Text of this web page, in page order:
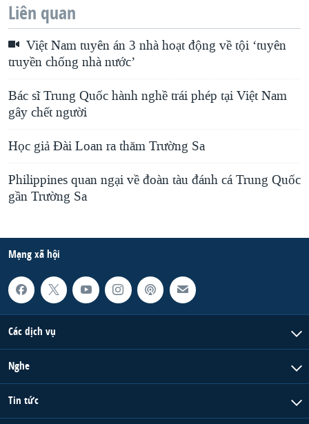
Liên quan
Việt Nam tuyên án 3 nhà hoạt động về tội ‘tuyên
truyền chống nhà nước’
Bác sĩ Trung Quốc hành nghề trái phép tại Việt Nam
gây chết người
Học giả Đài Loan ra thăm Trường Sa
Philippines quan ngại về đoàn tàu đánh cá Trung Quốc
gần Trường Sa
Mạng xã hội
Các dịch vụ
Nghe
Tin tức